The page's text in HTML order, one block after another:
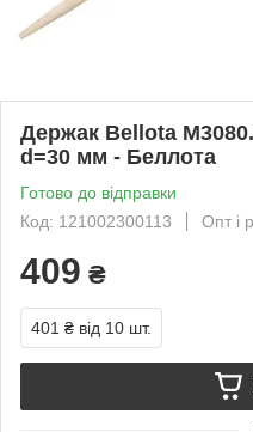
Держак Bellota
d=30 мм - Беллота
Готово до відправки
Код: 121002300113
Опт і
409 ₴
401 ₴ від 10 шт.